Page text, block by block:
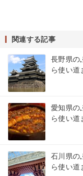
関連する記事
長野県の
ら使い道
愛知県の
ら使い道
石川県の
ら使い道